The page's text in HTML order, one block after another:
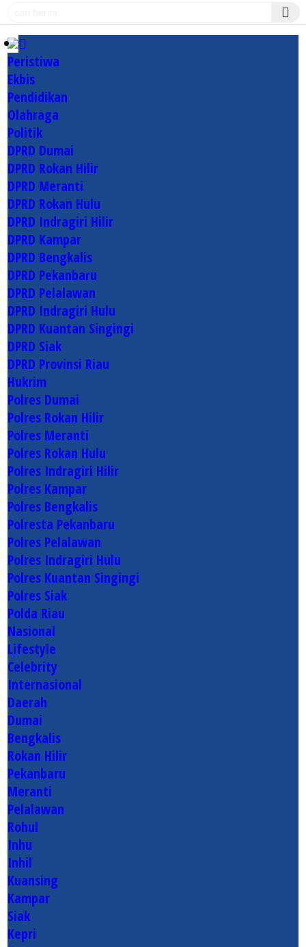
Peristiwa
Ekbis
Pendidikan
Olahraga
Politik
DPRD Dumai
DPRD Rokan Hilir
DPRD Meranti
DPRD Rokan Hulu
DPRD Indragiri Hilir
DPRD Kampar
DPRD Bengkalis
DPRD Pekanbaru
DPRD Pelalawan
DPRD Indragiri Hulu
DPRD Kuantan Singingi
DPRD Siak
DPRD Provinsi Riau
Hukrim
Polres Dumai
Polres Rokan Hilir
Polres Meranti
Polres Rokan Hulu
Polres Indragiri Hilir
Polres Kampar
Polres Bengkalis
Polresta Pekanbaru
Polres Pelalawan
Polres Indragiri Hulu
Polres Kuantan Singingi
Polres Siak
Polda Riau
Nasional
Lifestyle
Celebrity
Internasional
Daerah
Dumai
Bengkalis
Rokan Hilir
Pekanbaru
Meranti
Pelalawan
Rohul
Inhu
Inhil
Kuansing
Kampar
Siak
Kepri